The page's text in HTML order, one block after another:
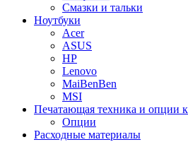
Смазки и тальки
Ноутбуки
Acer
ASUS
HP
Lenovo
MaiBenBen
MSI
Печатающая техника и опции
Опции
Расходные материалы